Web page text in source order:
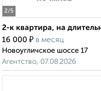
2/5
2-к квартира, на
16 000 ₽ в месяц
Новоугличское шоссе 17
Агентство, 07.08.2026